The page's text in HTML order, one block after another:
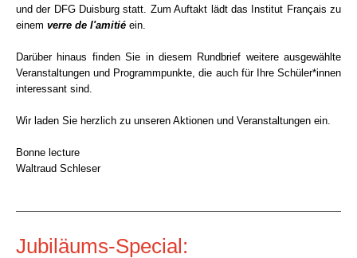
und der DFG Duisburg statt. Zum Auftakt lädt das Institut Français zu
einem verre de l'amitié ein.
Darüber hinaus finden Sie in diesem Rundbrief weitere ausgewählte
Veranstaltungen und Programmpunkte, die auch für Ihre Schüler*innen
interessant sind.
Wir laden Sie herzlich zu unseren Aktionen und Veranstaltungen ein.
Bonne lecture
Waltraud Schleser
Jubiläums-Special: